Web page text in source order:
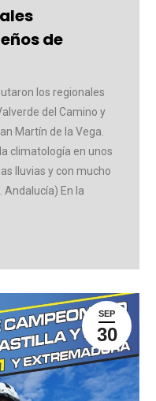
de
los regionales
del Camino y
Martín de la Vega.
climatología en unos
lluvias y con mucho
Andalucía) En la
SEP
30